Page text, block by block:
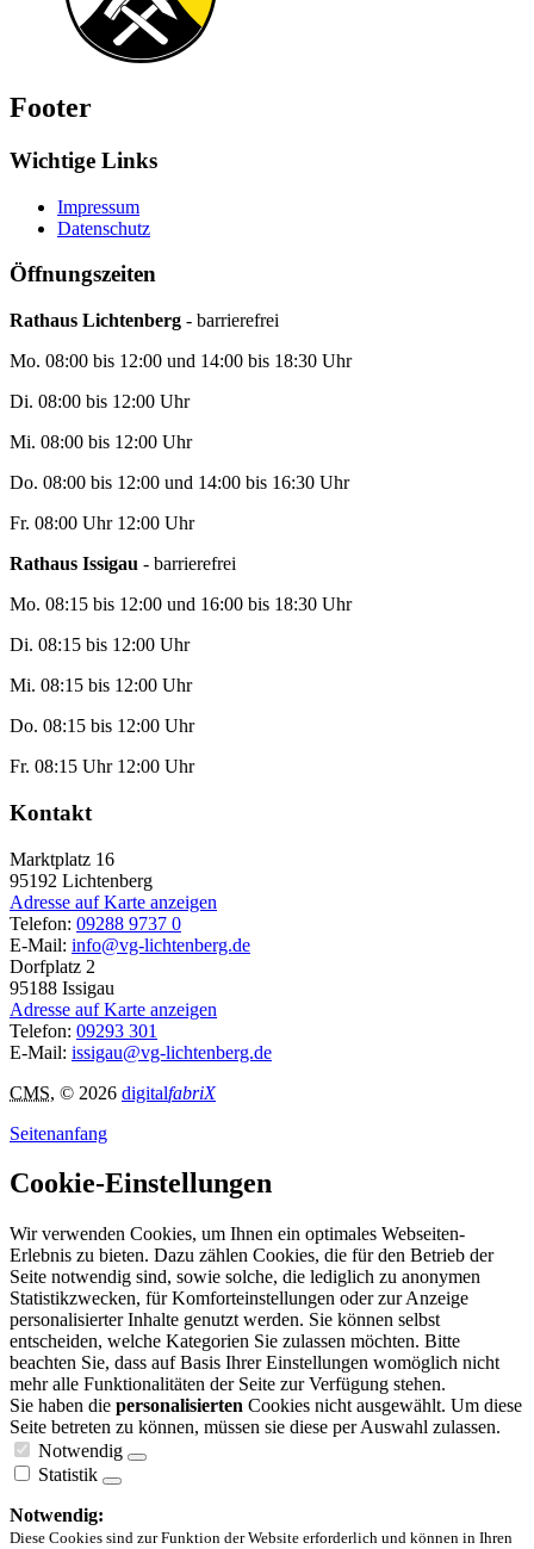
Footer
Wichtige Links
Impressum
Datenschutz
Öffnungszeiten
Rathaus Lichtenberg - barrierefrei
Mo. 08:00 bis 12:00 und 14:00 bis 18:30 Uhr
Di. 08:00 bis 12:00 Uhr
Mi. 08:00 bis 12:00 Uhr
Do. 08:00 bis 12:00 und 14:00 bis 16:30 Uhr
Fr. 08:00 Uhr 12:00 Uhr
Rathaus Issigau - barrierefrei
Mo. 08:15 bis 12:00 und 16:00 bis 18:30 Uhr
Di. 08:15 bis 12:00 Uhr
Mi. 08:15 bis 12:00 Uhr
Do. 08:15 bis 12:00 Uhr
Fr. 08:15 Uhr 12:00 Uhr
Kontakt
Marktplatz 16
95192 Lichtenberg
Adresse auf Karte anzeigen
Telefon: 09288 9737 0
E-Mail: info@vg-lichtenberg.de
Dorfplatz 2
95188 Issigau
Adresse auf Karte anzeigen
Telefon: 09293 301
E-Mail: issigau@vg-lichtenberg.de
CMS, © 2026 digitalfabriX
Seitenanfang
Cookie-Einstellungen
Wir verwenden Cookies, um Ihnen ein optimales Webseiten-
Erlebnis zu bieten. Dazu zählen Cookies, die für den Betrieb der
Seite notwendig sind, sowie solche, die lediglich zu anonymen
Statistikzwecken, für Komforteinstellungen oder zur Anzeige
personalisierter Inhalte genutzt werden. Sie können selbst
entscheiden, welche Kategorien Sie zulassen möchten. Bitte
beachten Sie, dass auf Basis Ihrer Einstellungen womöglich nicht
mehr alle Funktionalitäten der Seite zur Verfügung stehen.
Sie haben die personalisierten Cookies nicht ausgewählt. Um diese
Seite betreten zu können, müssen sie diese per Auswahl zulassen.
Notwendig
Statistik
Notwendig:
Diese Cookies sind zur Funktion der Website erforderlich und können in Ihren